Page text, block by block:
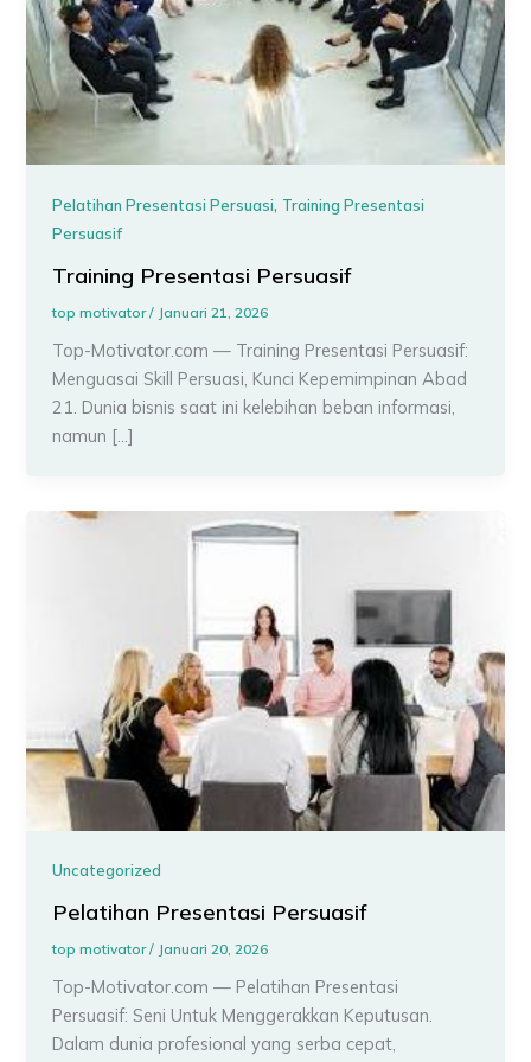
Pelatihan Presentasi Persuasi, Training Presentasi
Persuasif
Training Presentasi Persuasif
top motivator/ Januari 21, 2026
Top-Motivator.com — Training Presentasi Persuasif:
Menguasai Skill Persuasi, Kunci Kepemimpinan Abad
21. Dunia bisnis saat ini kelebihan beban informasi,
namun […]
Uncategorized
Pelatihan Presentasi Persuasif
top motivator/ Januari 20, 2026
Top-Motivator.com — Pelatihan Presentasi
Persuasif: Seni Untuk Menggerakkan Keputusan.
Dalam dunia profesional yang serba cepat,